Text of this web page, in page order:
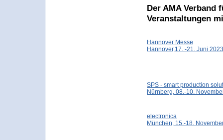
Der AMA Verband
Veranstaltungen
Hannover Messe
Hannover,17. -21. Juni 2023
SPS - smart production
Nürnberg, 08.-10.
electronica
München, 15.-18.